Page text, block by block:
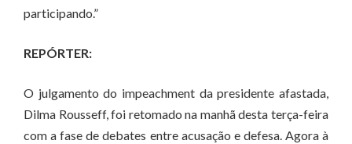
participando.”
REPÓRTER:
O julgamento do impeachment da presidente afastada,
Dilma Rousseff, foi retomado na manhã desta terça-feira
com a fase de debates entre acusação e defesa. Agora à